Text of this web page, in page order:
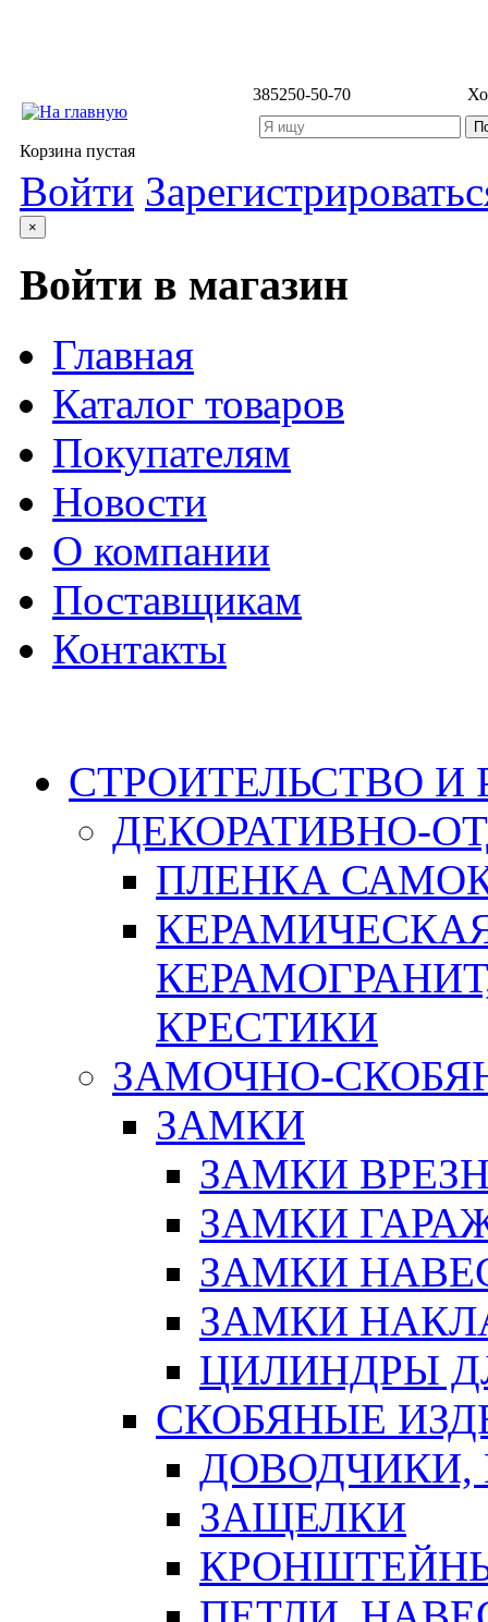
385250-50-70
Корзина пустая
Войти
×
Войти в магазин
Главная
Каталог товаров
Покупателям
Новости
О компании
Поставщикам
Контакты
СТРОИТЕЛЬСТВО И
ДЕКОРАТИВНО-
ПЛЕНКА
КРЕСТИКИ
ЗАМОЧНО-
ЗАМКИ
ЗАМКИ
ЗАМКИ
ЗАМКИ
ЗАМКИ
ЦИЛИНДРЫ
СКОБЯНЫЕ
ЗАЩЕЛКИ